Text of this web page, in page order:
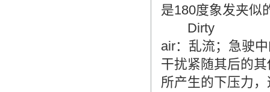
是180度象发夹似
Dirty
air：乱流；急驶
干扰紧随其后的
所产生的下压力